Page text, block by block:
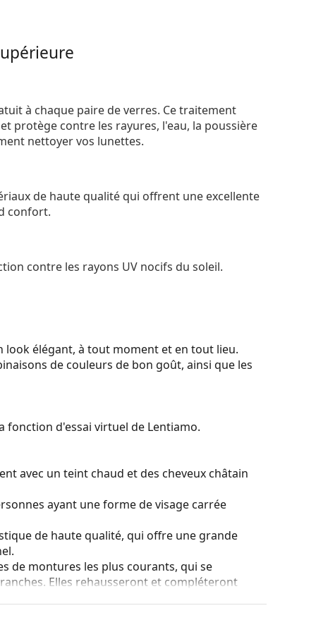
à chaque paire de verres. Ce traitement
protège contre les rayures, l'eau, la poussière
nettoyer vos lunettes.
de haute qualité qui offrent une excellente
confort.
contre les rayons UV nocifs du soleil.
look élégant, à tout moment et en tout lieu.
de couleurs de bon goût, ainsi que les
fonction d'essai virtuel de Lentiamo.
avec un teint chaud et des cheveux châtain
ayant une forme de visage carrée
de haute qualité, qui offre une grande
de montures les plus courants, qui se
Elles rehausseront et compléteront
leur protection contre les dommages. Ce type
de plus grande puissance optique.